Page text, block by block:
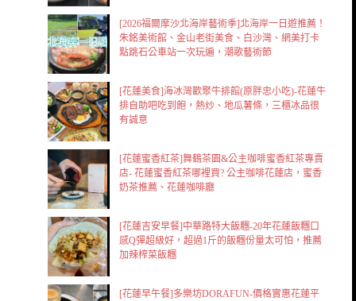
[2026福爾摩沙北海岸藝術季]北海岸一日遊推薦！
朱銘美術館、金山老街美食、白沙灣、網美打卡
點跳石公車站一次玩遍，潮歌藝術節
[花蓮美食]海冰灣歡聚牛排館(原胖忠小吃)-花蓮牛
排自助吧吃到飽，熱炒、地瓜薯條，三櫃冰品很
有誠意
[花蓮蜜香紅茶]舞鶴茶園&公主咖啡蜜香紅茶專賣
店- 花蓮蜜香紅茶哪裡買? 公主咖啡花蓮店，蜜香
奶茶推薦、花蓮咖啡廳
[花蓮吉安早餐]中華路特大飯糰-20年花蓮飯糰口
感Q彈超級好，超過1斤的飯糰份量太可怕，推薦
加辣榨菜飯糰
[花蓮早午餐]多樂坊DORAFUN-價格實惠花蓮平